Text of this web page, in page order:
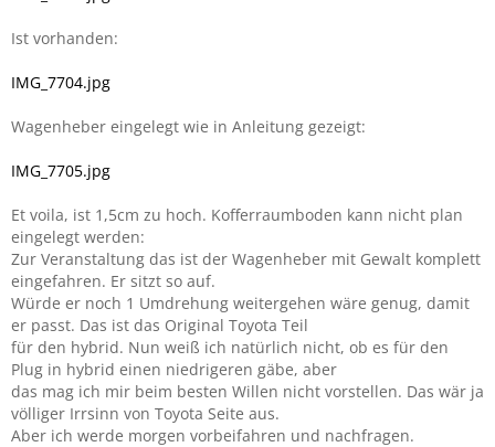
Ist vorhanden:
IMG_7704.jpg
Wagenheber eingelegt wie in Anleitung gezeigt:
IMG_7705.jpg
Et voila, ist 1,5cm zu hoch. Kofferraumboden kann nicht plan
eingelegt werden:
Zur Veranstaltung das ist der Wagenheber mit Gewalt komplett
eingefahren. Er sitzt so auf.
Würde er noch 1 Umdrehung weitergehen wäre genug, damit
er passt. Das ist das Original Toyota Teil
für den hybrid. Nun weiß ich natürlich nicht, ob es für den
Plug in hybrid einen niedrigeren gäbe, aber
das mag ich mir beim besten Willen nicht vorstellen. Das wär ja
völliger Irrsinn von Toyota Seite aus.
Aber ich werde morgen vorbeifahren und nachfragen.